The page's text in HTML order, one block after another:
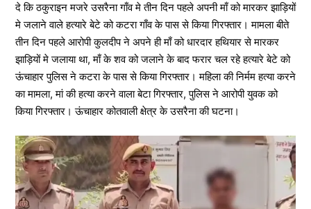
दे कि ठकुराइन मजरे उसरैना गाँव मे तीन दिन पहले अपनी माँ को मारकर झाड़ियों
मे जलाने वाले हत्यारे बेटे को कटरा गाँव के पास से किया गिरफ्तार। मामला बीते
तीन दिन पहले आरोपी कुलदीप ने अपने ही माँ को धारदार हथियार से मारकर
झाड़ियों मे जलाया था, माँ के शव को जलाने के बाद फरार चल रहे हत्यारे बेटे को
ऊंचाहार पुलिस ने कटरा के पास से किया गिरफ्तार। महिला की निर्मम हत्या करने
का मामला, मां की हत्या करने वाला बेटा गिरफ्तार, पुलिस ने आरोपी युवक को
किया गिरफ्तार। ऊंचाहार कोतवाली क्षेत्र के उसरैना की घटना।